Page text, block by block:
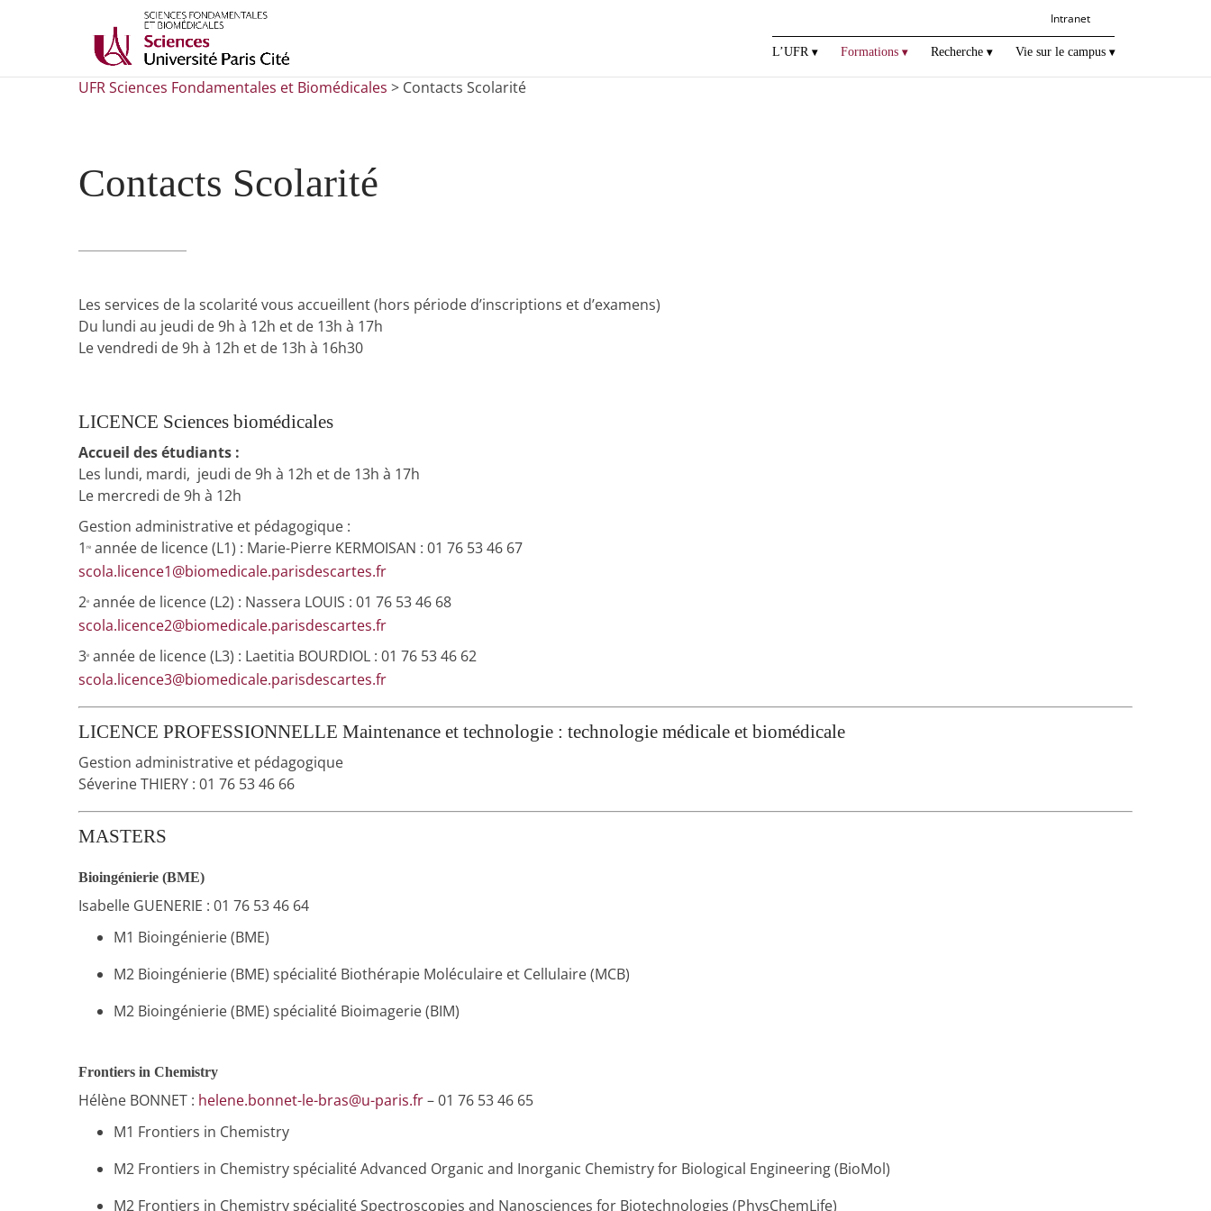
Intranet
L’UFR Formations Recherche Vie sur le campus
UFR Sciences Fondamentales et Biomédicales > Contacts Scolarité
Contacts Scolarité
Les services de la scolarité vous accueillent (hors période d’inscriptions et d’examens)
Du lundi au jeudi de 9h à 12h et de 13h à 17h
Le vendredi de 9h à 12h et de 13h à 16h30
LICENCE Sciences biomédicales
Accueil des étudiants :
Les lundi, mardi, jeudi de 9h à 12h et de 13h à 17h
Le mercredi de 9h à 12h
Gestion administrative et pédagogique :
1 re année de licence (L1) : Marie-Pierre KERMOISAN : 01 76 53 46 67
scola.licence1@biomedicale.parisdescartes.fr
2e année de licence (L2) : Nassera LOUIS : 01 76 53 46 68
scola.licence2@biomedicale.parisdescartes.fr
3e année de licence (L3) : Laetitia BOURDIOL : 01 76 53 46 62
scola.licence3@biomedicale.parisdescartes.fr
LICENCE PROFESSIONNELLE Maintenance et technologie : technologie médicale et biomédicale
Gestion administrative et pédagogique
Séverine THIERY : 01 76 53 46 66
MASTERS
Bioingénierie (BME)
Isabelle GUENERIE : 01 76 53 46 64
M1 Bioingénierie (BME)
M2 Bioingénierie (BME) spécialité Biothérapie Moléculaire et Cellulaire (MCB)
M2 Bioingénierie (BME) spécialité Bioimagerie (BIM)
Frontiers in Chemistry
Hélène BONNET : helene.bonnet-le-bras@u-paris.fr– 01 76 53 46 65
M1 Frontiers in Chemistry
M2 Frontiers in Chemistry spécialité Advanced Organic and Inorganic Chemistry for Biological Engineering (BioMol)
M2 Frontiers in Chemistry spécialité Spectroscopies and Nanosciences for Biotechnologies (PhysChemLife)